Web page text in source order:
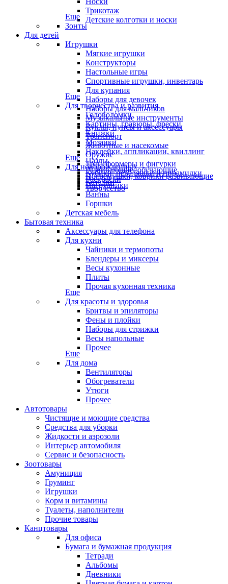
Трикотаж
Детские колготки и носки
Еще
Зонты
Для детей
Игрушки
Мягкие игрушки
Конструкторы
Настольные игры
Спортивные игрушки, инвентарь
Для купания
Наборы для девочек
Наборы для мальчиков
Музыкальные инструменты
Куклы, пупсы и аксессуары
Транспорт
Животные и насекомые
Оружие
Трансформеры и фигурки
Кубики, неваляшки и пирамидки
Каталки
Еще
Для творчества и развития
Головоломки
Картины, гравюры, фрески
Книжки
Мозаики
Наклейки, аппликации, квиллинг
Пазлы
Развивающие, обучающие
Раскраски
Творчество
Еще
Для новорожденных
Погремушки, коврики развивающие
Нагрудники
Ванны
Горшки
Детская мебель
Бытовая техника
Аксессуары для телефона
Для кухни
Чайники и термопоты
Блендеры и миксеры
Весы кухонные
Плиты
Прочая кухонная техника
Еще
Для красоты и здоровья
Бритвы и эпиляторы
Фены и плойки
Наборы для стрижки
Весы напольные
Прочее
Еще
Для дома
Вентиляторы
Обогреватели
Утюги
Прочее
Автотовары
Чистящие и моющие средства
Средства для уборки
Жидкости и аэрозоли
Интерьер автомобиля
Сервис и безопасность
Зоотовары
Амуниция
Груминг
Игрушки
Корм и витамины
Туалеты, наполнители
Прочие товары
Канцтовары
Для офиса
Бумага и бумажная продукция
Тетради
Альбомы
Дневники